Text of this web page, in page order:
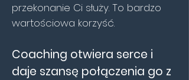
przekonanie Ci służy. To bardzo
wartościowa korzyść.
Coaching otwiera serce i
daje szansę połączenia go z